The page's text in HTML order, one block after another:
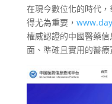
在現今數位化的時代
得尤為重要，
權威認證的中國醫藥
面、準確且實用的醫療